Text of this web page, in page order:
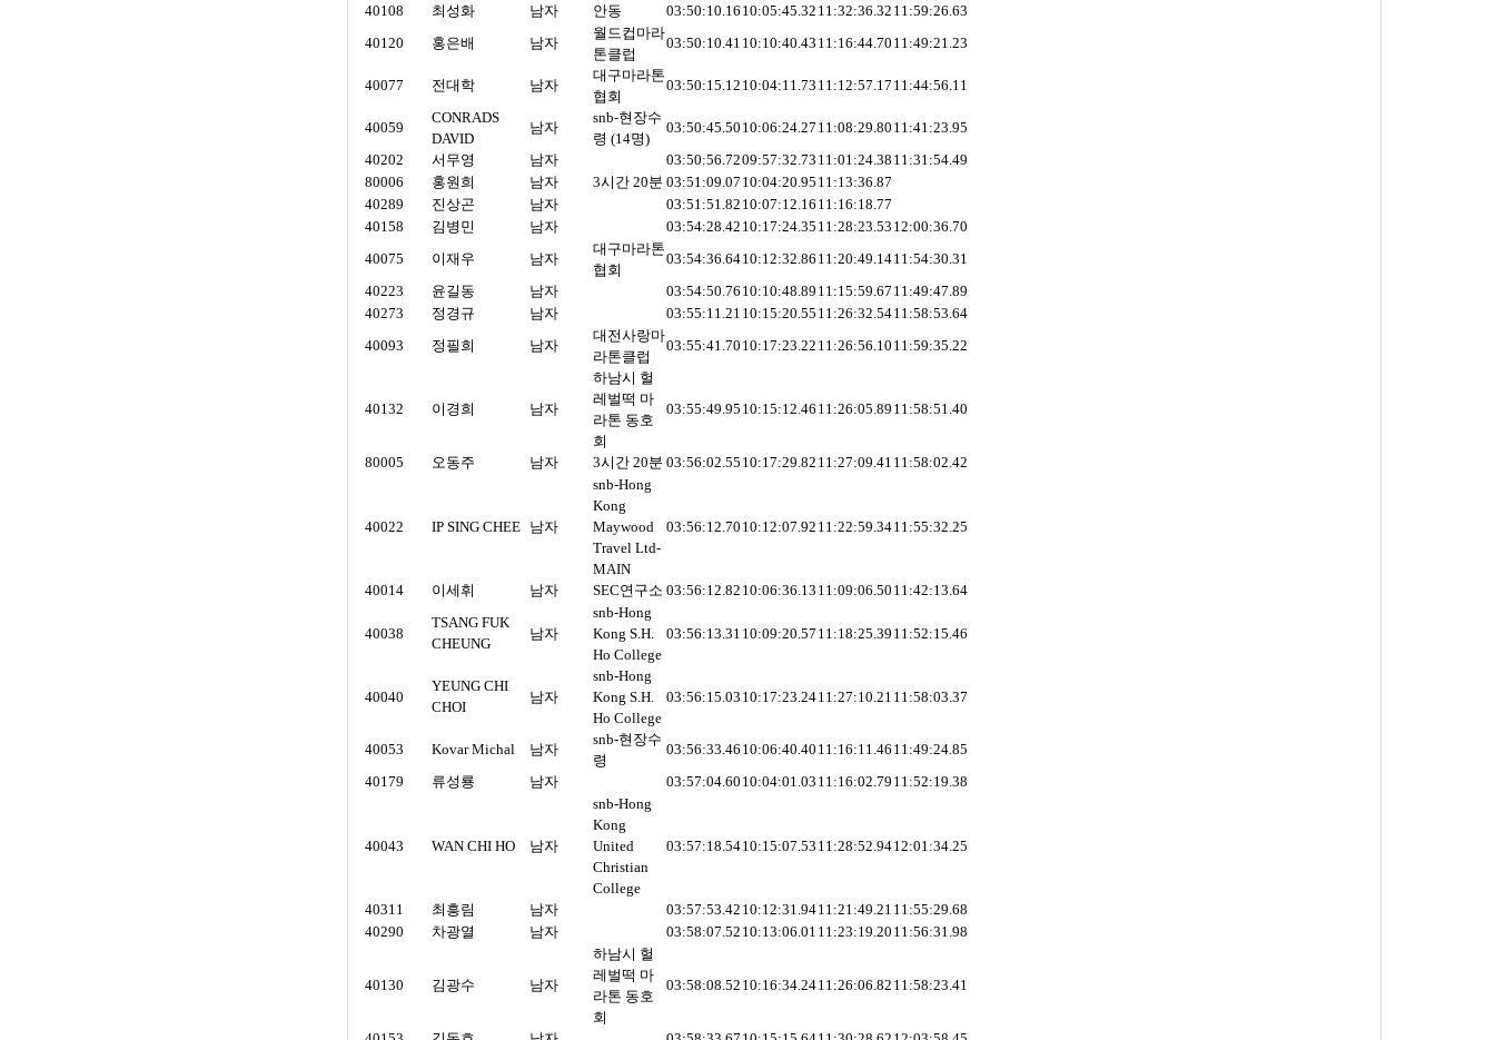
40108
최성화 남자 안동 03:50:10.16 10:05:45.32 11:32:36.32 11:59:26.63
40120
홍은배 남자
월드컵마라
톤클럽
03:50:10.41 10:10:40.43 11:16:44.70 11:49:21.23
40077 전대학 남자
대구마라톤
협회
03:50:15.12 10:04:11.73 11:12:57.17 11:44:56.11
40059
CONRADS
DAVID
남자
snb-현장수
령 (14명)
03:50:45.50 10:06:24.27 11:08:29.80 11:41:23.95
40202
서무영 남자 03:50:56.7209:57:32.73 11:01:24.38 11:31:54.49
80006
홍원희 남자 3시간 20분 03:51:09.07 10:04:20.95 11:13:36.87
40289
진상곤 남자 03:51:51.82 10:07:12.16 11:16:18.77
40158
김병민 남자 03:54:28.42 10:17:24.35 11:28:23.53 12:00:36.70
40075
이재우 남자
대구마라톤
협회
03:54:36.6410:12:32.86 11:20:49.1411:54:30.31
40223
윤길동 남자 03:54:50.76 10:10:48.89 11:15:59.67 11:49:47.89
40273
정경규 남자 03:55:11.21 10:15:20.55 11:26:32.5411:58:53.64
40093
정필희 남자
대전사랑마
라톤클럽
03:55:41.70 10:17:23.22 11:26:56.10 11:59:35.22
40132 이경희 남자
하남시 헐
레벌떡 마
라톤 동호
회
03:55:49.95 10:15:12.46 11:26:05.89 11:58:51.40
80005 오동주 남자 3시간 20분 03:56:02.55 10:17:29.82 11:27:09.41 11:58:02.42
40022 IP SING CHEE 남자
snb-Hong
Kong
Maywood
Travel Ltd-
MAIN
03:56:12.70 10:12:07.92 11:22:59.3411:55:32.25
40014 이세휘 남자 SEC연구소 03:56:12.82 10:06:36.13 11:09:06.50 11:42:13.64
40038
TSANG FUK
CHEUNG
남자
snb-Hong
Kong S.H.
Ho College
03:56:13.31 10:09:20.57 11:18:25.39 11:52:15.46
40040
YEUNG CHI
CHOI
남자
snb-Hong
Kong S.H.
Ho College
03:56:15.03 10:17:23.2411:27:10.21 11:58:03.37
40053 Kovar Michal 남자
snb-현장수
령
03:56:33.46 10:06:40.40 11:16:11.46 11:49:24.85
40179
류성룡 남자 03:57:04.60 10:04:01.03 11:16:02.79 11:52:19.38
40043 WAN CHI HO 남자
snb-Hong
Kong
United
Christian
College
03:57:18.5410:15:07.53 11:28:52.9412:01:34.25
40311 최흥림 남자 03:57:53.42 10:12:31.9411:21:49.21 11:55:29.68
40290
차광열 남자 03:58:07.52 10:13:06.01 11:23:19.20 11:56:31.98
40130 김광수 남자
하남시 헐
레벌떡 마
라톤 동호
회
03:58:08.52 10:16:34.2411:26:06.82 11:58:23.41